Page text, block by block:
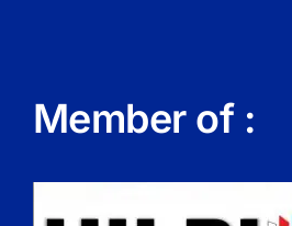
Member of :